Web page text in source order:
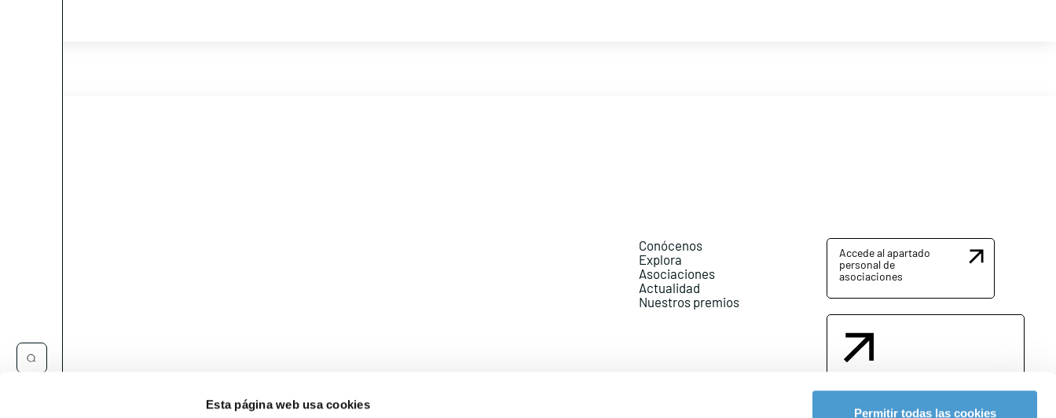
Esta página web usa cookies
Permitir todas las cookies
Conócenos
Explora
Asociaciones
Actualidad
Nuestros premios
Accede al apartado
personal de
asociaciones
Contacta con nosotros